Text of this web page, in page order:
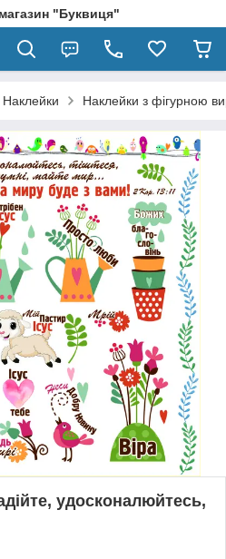
"Буквиця"
Наклейки Наклейки з фігурною
удосконалюйтесь,